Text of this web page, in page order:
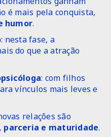
é mais pela conquista,
humor.
: nesta fase, a
do que a atração
: com filhos
vínculos mais leves e
relações são
parceria e maturidade.